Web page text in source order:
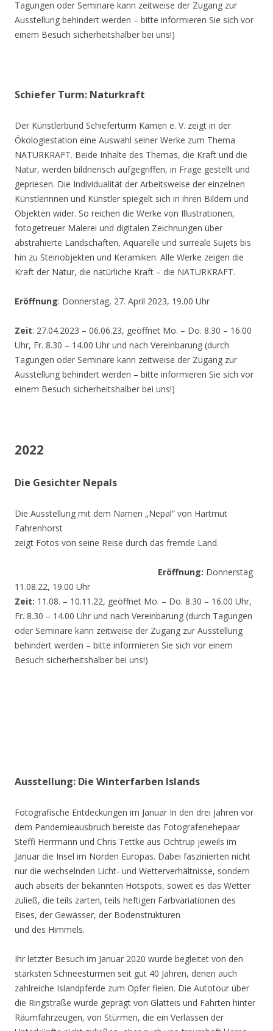
Tagungen oder Seminare kann zeitweise der Zugang zur
Ausstellung behindert werden – bitte informieren Sie sich vor
einem Besuch sicherheitshalber bei uns!)
Schiefer Turm: Naturkraft
Der Künstlerbund Schieferturm Kamen e. V. zeigt in der
Ökologiestation eine Auswahl seiner Werke zum Thema
NATURKRAFT. Beide Inhalte des Themas, die Kraft und die
Natur, werden bildnerisch aufgegriffen, in Frage gestellt und
gepriesen. Die Individualität der Arbeitsweise der einzelnen
Künstlerinnen und Künstler spiegelt sich in ihren Bildern und
Objekten wider. So reichen die Werke von Illustrationen,
fotogetreuer Malerei und digitalen Zeichnungen über
abstrahierte Landschaften, Aquarelle und surreale Sujets bis
hin zu Steinobjekten und Keramiken. Alle Werke zeigen die
Kraft der Natur, die natürliche Kraft – die NATURKRAFT.
Eröffnung: Donnerstag, 27. April 2023, 19.00 Uhr
Zeit: 27.04.2023 – 06.06.23, geöffnet Mo. – Do. 8.30 – 16.00
Uhr, Fr. 8.30 – 14.00 Uhr und nach Vereinbarung (durch
Tagungen oder Seminare kann zeitweise der Zugang zur
Ausstellung behindert werden – bitte informieren Sie sich vor
einem Besuch sicherheitshalber bei uns!)
2022
Die Gesichter Nepals
Die Ausstellung mit dem Namen „Nepal“ von Hartmut
Fahrenhorst
zeigt Fotos von seine Reise durch das fremde Land.
Eröffnung: Donnerstag
11.08.22, 19.00 Uhr
Zeit: 11.08. – 10.11.22, geöffnet Mo. – Do. 8.30 – 16.00 Uhr,
Fr. 8.30 – 14.00 Uhr und nach Vereinbarung (durch Tagungen
oder Seminare kann zeitweise der Zugang zur Ausstellung
behindert werden – bitte informieren Sie sich vor einem
Besuch sicherheitshalber bei uns!)
Ausstellung: Die Winterfarben Islands
Fotografische Entdeckungen im Januar In den drei Jahren vor
dem Pandemieausbruch bereiste das Fotografenehepaar
Steffi Herrmann und Chris Tettke aus Ochtrup jeweils im
Januar die Insel im Norden Europas. Dabei faszinierten nicht
nur die wechselnden Licht- und Wetterverhältnisse, sondern
auch abseits der bekannten Hotspots, soweit es das Wetter
zuließ, die teils zarten, teils heftigen Farbvariationen des
Eises, der Gewässer, der Bodenstrukturen
und des Himmels.
Ihr letzter Besuch im Januar 2020 wurde begleitet von den
stärksten Schneestürmen seit gut 40 Jahren, denen auch
zahlreiche Islandpferde zum Opfer fielen. Die Autotour über
die Ringstraße wurde geprägt von Glatteis und Fahrten hinter
Räumfahrzeugen, von Stürmen, die ein Verlassen der